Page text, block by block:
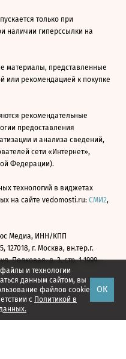
и технологии
данным сайтом, вы
файлов cookie
с Политикой в
ОК
только при
наличии гиперссылки на
материалы, представленные
или рекомендацией к покупке
рекомендательные
предоставления
и анализа сведений,
сети «Интернет»,
Федерации).
технологий в виджетах
на сайте vedomosti.ru: СМИ2,
Медиа, ИНН/КПП
127018, г. Москва, вн.тер.г.
Полковая, д. 3, стр. 1 1999—